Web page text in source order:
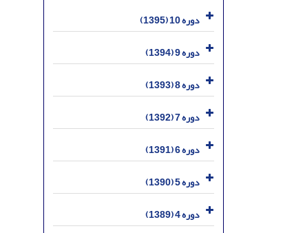
دوره 10 (1395)
دوره 9 (1394)
دوره 8 (1393)
دوره 7 (1392)
دوره 6 (1391)
دوره 5 (1390)
دوره 4 (1389)